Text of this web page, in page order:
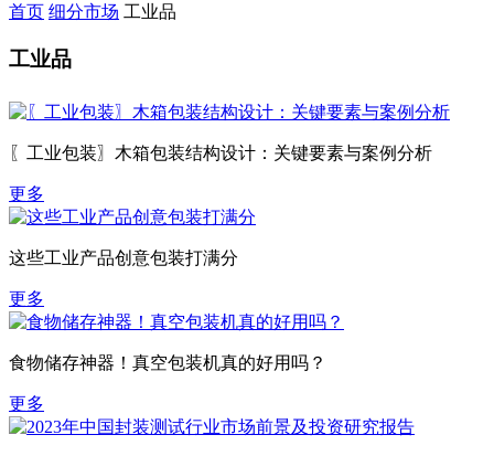
首页 细分市场 工业品
工业品
〖工业包装〗木箱包装结构设计：关键要素与案例分析
更多
这些工业产品创意包装打满分
更多
食物储存神器！真空包装机真的好用吗？
更多